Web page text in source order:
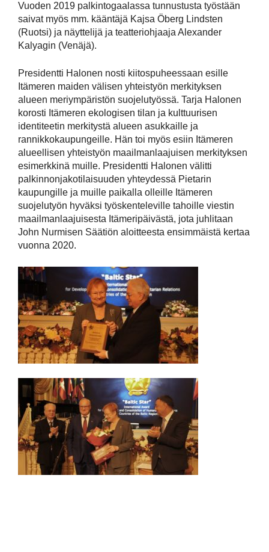
Vuoden 2019 palkintogaalassa tunnustusta työstään
saivat myös mm. kääntäjä Kajsa Öberg Lindsten
(Ruotsi) ja näyttelijä ja teatteriohjaaja Alexander
Kalyagin (Venäjä).
Presidentti Halonen nosti kiitospuheessaan esille
Itämeren maiden välisen yhteistyön merkityksen
alueen meriympäristön suojelutyössä. Tarja Halonen
korosti Itämeren ekologisen tilan ja kulttuurisen
identiteetin merkitystä alueen asukkaille ja
rannikkokaupungeille. Hän toi myös esiin Itämeren
alueellisen yhteistyön maailmanlaajuisen merkityksen
esimerkkinä muille. Presidentti Halonen välitti
palkinnonjakotilaisuuden yhteydessä Pietarin
kaupungille ja muille paikalla olleille Itämeren
suojelutyön hyväksi työskenteleville tahoille viestin
maailmanlaajuisesta Itämeripäivästä, jota juhlitaan
John Nurmisen Säätiön aloitteesta ensimmäistä kertaa
vuonna 2020.